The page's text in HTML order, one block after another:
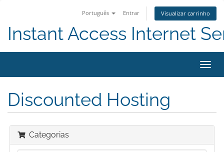
Português Entrar Visualizar carrinho
Instant Access Internet
Discounted Hosting
Categorias